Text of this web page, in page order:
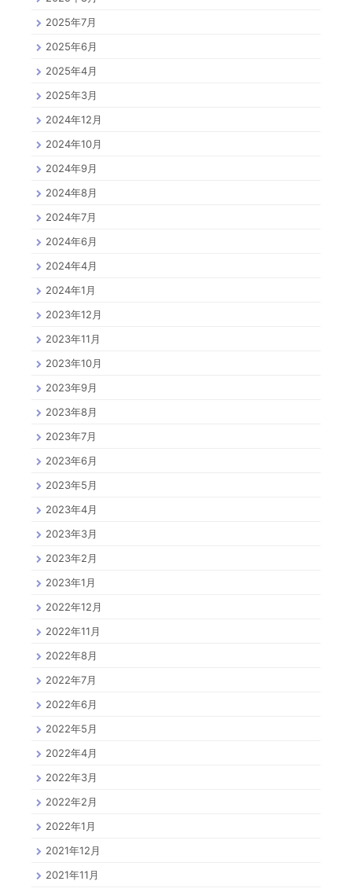
2025年7月
2025年6月
2025年4月
2025年3月
2024年12月
2024年10月
2024年9月
2024年8月
2024年7月
2024年6月
2024年4月
2024年1月
2023年12月
2023年11月
2023年10月
2023年9月
2023年8月
2023年7月
2023年6月
2023年5月
2023年4月
2023年3月
2023年2月
2023年1月
2022年12月
2022年11月
2022年8月
2022年7月
2022年6月
2022年5月
2022年4月
2022年3月
2022年2月
2022年1月
2021年12月
2021年11月